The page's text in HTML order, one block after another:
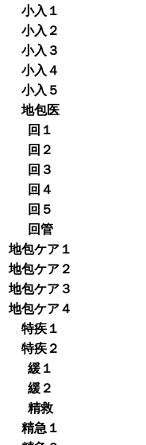
小入１
小入２
小入３
小入４
小入５
地包医
回１
回２
回３
回４
回５
回管
地包ケア１
地包ケア２
地包ケア３
地包ケア４
特疾１
特疾２
緩１
緩２
精救
精急１